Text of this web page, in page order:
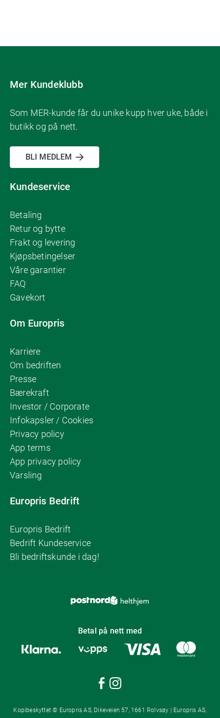
Mer Kundeklubb
Som MER-kunde får du unike kupp hver uke, både i
butikk og på nett.
BLI MEDLEM
Kundeservice
Betaling
Retur og bytte
Frakt og levering
Kjøpsbetingelser
Våre garantier
FAQ
Gavekort
Om Europris
Karriere
Om bedriften
Presse
Bærekraft
Investor / Corporate
Infokapsler / Cookies
Privacy policy
App terms
App privacy policy
Varsling
Europris Bedrift
Europris Bedrift
Bedrift Kundeservice
Bli bedriftskunde i dag!
Betal på nett med
Kopibeskyttet © Europris AS, Dikeveien 57, 1661 Rolvsøy | Europris AS,